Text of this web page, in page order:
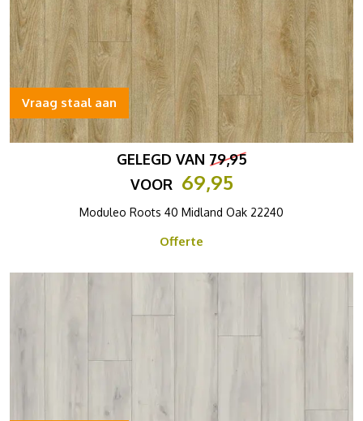
GELEGD VAN 79,95
VOOR 69,95
Moduleo Roots 40 Midland Oak 22240
Offerte
Vraag staal aan